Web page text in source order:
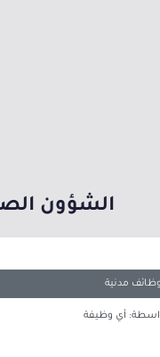
الشؤون الصحية بالحرس
وظائف مدنية
أي وظيفة